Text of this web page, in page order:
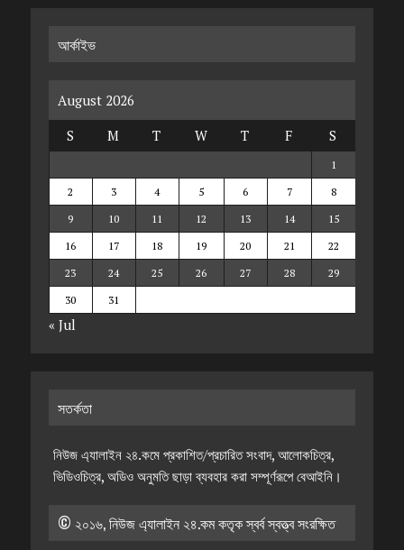
আর্কাইভ
August 2026
S
M T W T F S
1
2
3 4 5 6 7
8
9
10 11 12 13 14
15
16
17 18 19 20 21
22
23
24 25 26 27 28
29
30
31
« Jul
সতর্কতা
নিউজ এ্যালাইন ২৪.কমে প্রকাশিত/প্রচারিত সংবাদ, আলোকচিত্র,
ভিডিওচিত্র, অডিও অনুমতি ছাড়া ব্যবহার করা সম্পূর্ণরূপে বেআইনি।
© ২০১৬, নিউজ এ্যালাইন ২৪.কম কতৃক স্বর্ব স্বত্ত্ব সংরক্ষিত